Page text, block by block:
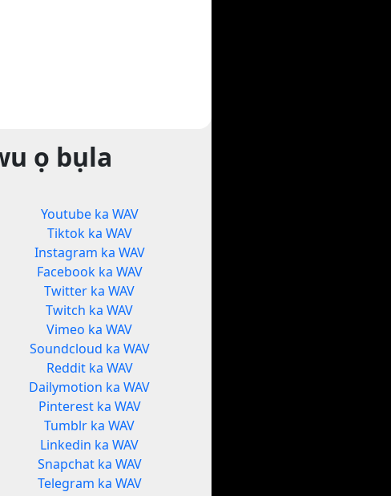
ọ bụla
Youtube ka WAV
Tiktok ka WAV
Instagram ka WAV
Facebook ka WAV
Twitter ka WAV
Twitch ka WAV
Vimeo ka WAV
Soundcloud ka WAV
Reddit ka WAV
Dailymotion ka WAV
Pinterest ka WAV
Tumblr ka WAV
Linkedin ka WAV
Snapchat ka WAV
Telegram ka WAV